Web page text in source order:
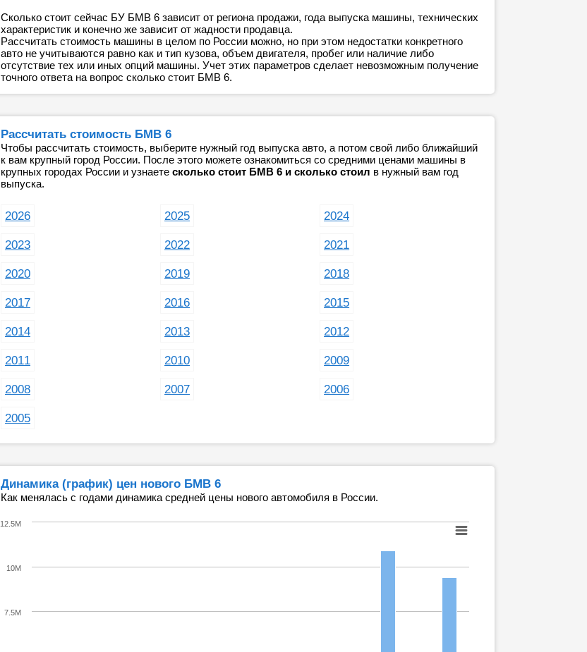
Сколько стоит сейчас БУ БМВ 6 зависит от региона продажи, года выпуска машины, технических
характеристик и конечно же зависит от жадности продавца.
Рассчитать стоимость машины в целом по России можно, но при этом недостатки конкретного
авто не учитываются равно как и тип кузова, объем двигателя, пробег или наличие либо
отсутствие тех или иных опций машины. Учет этих параметров сделает невозможным получение
точного ответа на вопрос сколько стоит БМВ 6.
Рассчитать стоимость БМВ 6
Чтобы рассчитать стоимость, выберите нужный год выпуска авто, а потом свой либо ближайший
к вам крупный город России. После этого можете ознакомиться со средними ценами машины в
крупных городах России и узнаете сколько стоит БМВ 6 и сколько стоил в нужный вам год
выпуска.
2026 2025 2024
2023 2022 2021
2020 2019 2018
2017 2016 2015
2014 2013 2012
2011 2010 2009
2008 2007 2006
2005
Динамика (график) цен нового БМВ 6
Как менялась с годами динамика средней цены нового автомобиля в России.
10M
7.5M
12.5M